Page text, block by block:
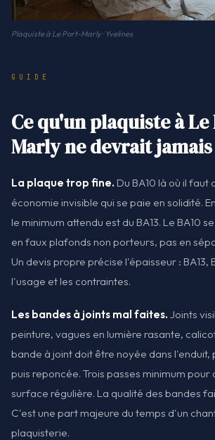
Plaquiste à Le Port-Marly · Yvelines
GUIDE
Ce qu'un plaquiste à
Marly ne devrait
La plaque trop fine. Du BA10 là où il faut
économie invisible qui se paie en solidité.
le minimum attendu est du BA13. Le BA10
en faux plafonds non porteurs, pas en
Un devis propre précise l'épaisseur : BA13,
l'usage et les contraintes.
Les bandes à joints mal faites. Joints
peinture, vagues en lumière rasante,
bande à joint doit être noyée dans l'enduit,
puis reponcée. Trois passes minimum pour
surface régulière. La qualité des bandes
C'est une part majeure du temps d'un
plaquisterie.